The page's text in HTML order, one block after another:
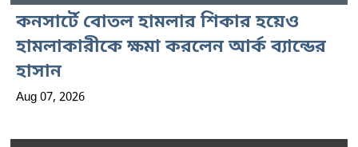
কনসার্টে বোতল হামলার শিকার হয়েও
হামলাকারীকে ক্ষমা করলেন আর্ক ব্যান্ডের
হাসান
Aug 07, 2026